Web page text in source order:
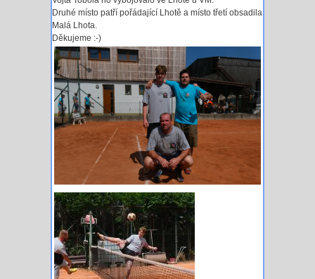
Druhé místo patří pořádající Lhotě a místo třetí obsadila
Malá Lhota.
Děkujeme :-)